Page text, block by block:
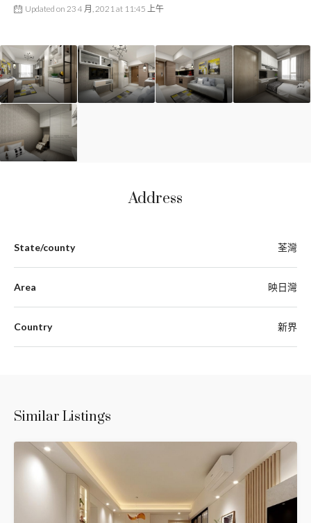
Updated on 23 4 月, 2021 at 11:45 上午
Address
State/county 荃灣
Area 映日灣
Country 新界
Similar Listings